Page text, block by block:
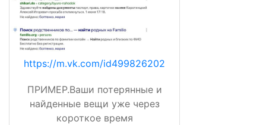
https://m.vk.com/id499826202
ПРИМЕР.Ваши потерянные и
найденные вещи уже через
короткое время